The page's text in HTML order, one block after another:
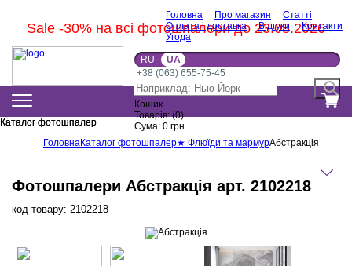
Sale -30% на всі фотошпалери до 23.08.2026
Головна Про магазин
Статті
Оплата і доставка
Відгуки
Контакти
Угода
RU
UA
+38 (063) 655-75-45
Кошик
Товарів:(0)
Сума: 0 грн
Каталог фотошпалер
Каталог фотошпалер
ГоловнаКаталог фотошпалер★ Флюїди та мармурАбстракція
Фотошпалери Абстракція арт. 2102218
код товару: 2102218